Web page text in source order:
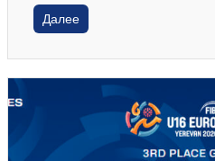
Далее